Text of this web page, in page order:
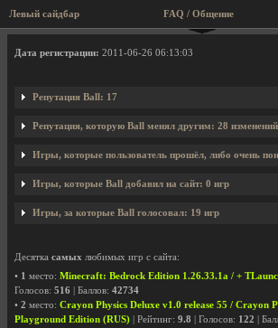
Левый сайдбар FAQ / Общение
Профиль пользователя Ball
Дата регистрации: 2011-06-26 06:13:03
Репутация Ball: 17
Репутация, которую Ball менял другим: 28 изменений
Игры, которые пользователь прошёл, либо очень
Игры, которые Ball добавил на сайт: 0 игр
Игры, за которые Ball голосовал: 19 игр
Десятка самых любимых игр с сайта:
• 1 место: Minecraft: Bedrock Edition 1.26.33.1a / +
Голосов: 516 | Баллов: 42734
• 2 место: Crayon Physics Deluxe v1.0 release 55 / Crayon
Playground Edition (RUS) | Рейтинг: 9.8 | Голосов: 122 |